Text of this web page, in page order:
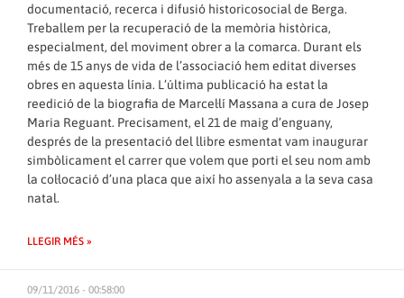
documentació, recerca i difusió historicosocial de Berga.
Treballem per la recuperació de la memòria històrica,
especialment, del moviment obrer a la comarca. Durant els
més de 15 anys de vida de l’associació hem editat diverses
obres en aquesta línia. L’última publicació ha estat la
reedició de la biografia de Marcel·lí Massana a cura de Josep
Maria Reguant. Precisament, el 21 de maig d’enguany,
després de la presentació del llibre esmentat vam inaugurar
simbòlicament el carrer que volem que porti el seu nom amb
la col·locació d’una placa que així ho assenyala a la seva casa
natal.
LLEGIR MÉS »
09/11/2016 - 00:58:00